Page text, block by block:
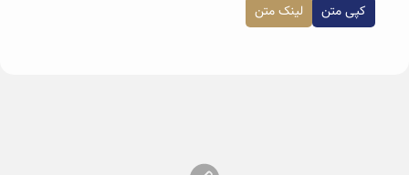
کپی متن لینک متن